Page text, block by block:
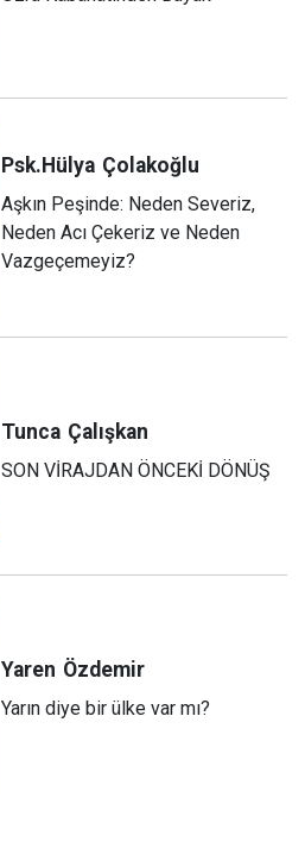
Psk.Hülya Çolakoğlu
Aşkın Peşinde: Neden Severiz,
Neden Acı Çekeriz ve Neden
Vazgeçemeyiz?
Tunca Çalışkan
SON VİRAJDAN ÖNCEKİ DÖNÜŞ
Yaren Özdemir
Yarın diye bir ülke var mı?